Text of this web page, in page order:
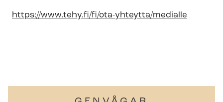
https://www.tehy.fi/fi/ota-yhteytta/medialle